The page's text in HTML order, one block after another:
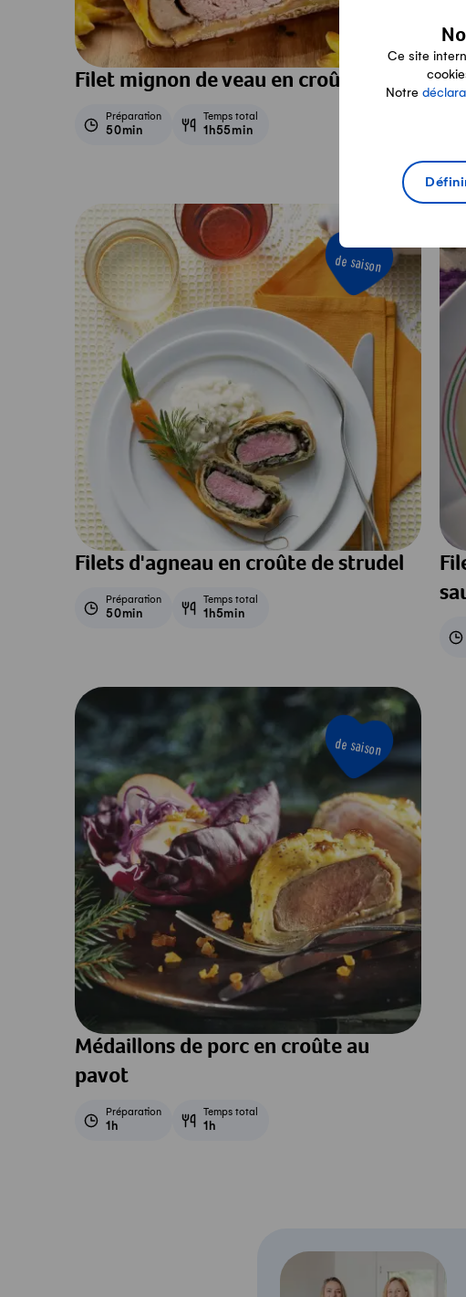
Ce site
Notre
Filet mignon de veau en croûte
Préparation
50min
Temps total
1h55min
de saison
Filets d'agneau en croûte de strudel
Préparation
50min
Temps total
1h5min
de saison
Médaillons de porc en croûte au
pavot
Préparation
1h
Temps total
1h